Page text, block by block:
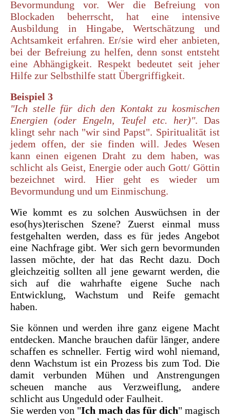
Bevormundung vor. Wer die Befreiung von
Blockaden beherrscht, hat eine intensive
Ausbildung in Hingabe, Wertschätzung und
Achtsamkeit erfahren. Er/sie wird eher anbieten,
bei der Befreiung zu helfen, denn sonst entsteht
eine Abhängigkeit. Respekt bedeutet seit jeher
Hilfe zur Selbsthilfe statt Übergriffigkeit.
Beispiel 3
"Ich stelle für dich den Kontakt zu kosmischen
Energien (oder Engeln, Teufel etc. her)". Das
klingt sehr nach "wir sind Papst". Spiritualität ist
jedem offen, der sie finden will. Jedes Wesen
kann einen eigenen Draht zu dem haben, was
schlicht als Geist, Energie oder auch Gott/ Göttin
bezeichnet wird. Hier geht es wieder um
Bevormundung und um Einmischung.
Wie kommt es zu solchen Auswüchsen in der
eso(hys)terischen Szene? Zuerst einmal muss
festgehalten werden, dass es für jedes Angebot
eine Nachfrage gibt. Wer sich gern bevormunden
lassen möchte, der hat das Recht dazu. Doch
gleichzeitig sollten all jene gewarnt werden, die
sich auf die wahrhafte eigene Suche nach
Entwicklung, Wachstum und Reife gemacht
haben.
Sie können und werden ihre ganz eigene Macht
entdecken. Manche brauchen dafür länger, andere
schaffen es schneller. Fertig wird wohl niemand,
denn Wachstum ist ein Prozess bis zum Tod. Die
damit verbunden Mühen und Anstrengungen
scheuen manche aus Verzweiflung, andere
schlicht aus Ungeduld oder Faulheit.
Sie werden von "Ich mach das für dich" magisch